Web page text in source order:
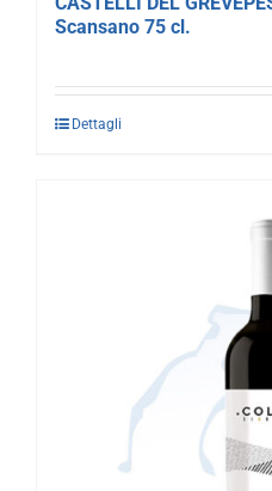
Scansano 75 cl.
Dettagli